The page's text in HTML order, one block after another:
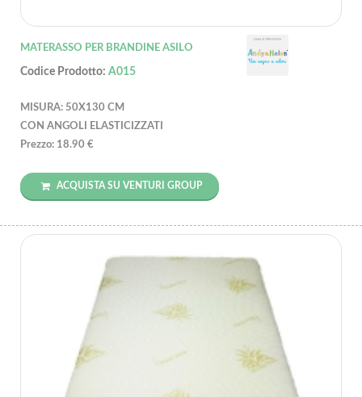
MATERASSO PER BRANDINE ASILO
Codice Prodotto: A015
MISURA: 50X130 CM
CON ANGOLI ELASTICIZZATI
Prezzo: 18.90 €
ACQUISTA SU VENTURI GROUP